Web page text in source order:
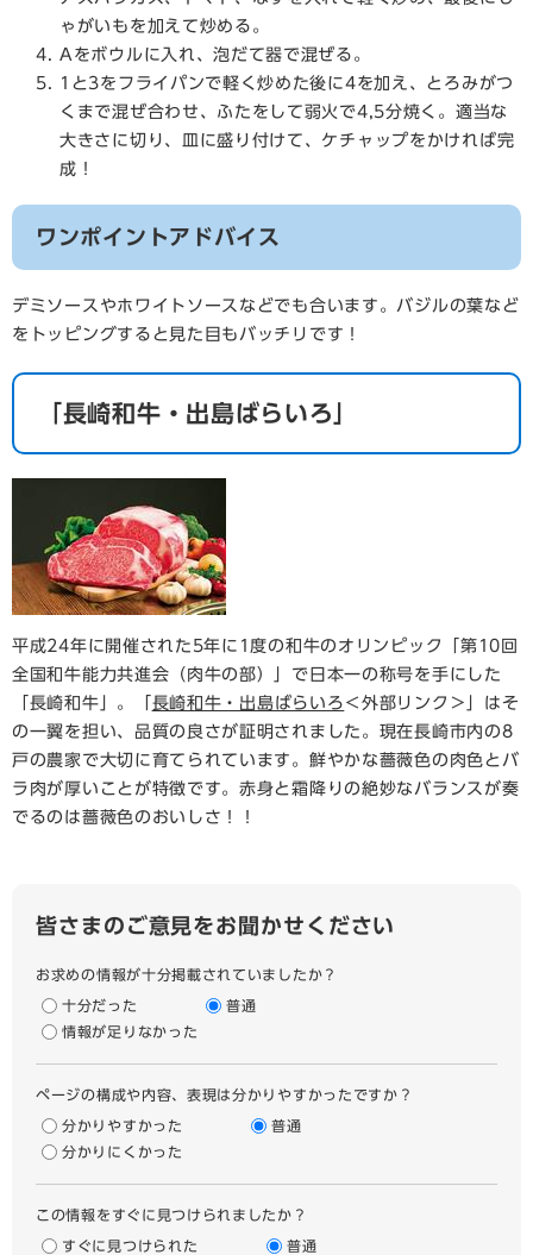
ゃがいもを加えて炒める。
Aをボウルに入れ、泡だて器で混ぜる。
1と3をフライパンで軽く炒めた後に4を加え、とろみがつ
くまで混ぜ合わせ、ふたをして弱火で4,5分焼く。適当な
大きさに切り、皿に盛り付けて、ケチャップをかければ完
成！
ワンポイントアドバイス
デミソースやホワイトソースなどでも合います。バジルの葉など
をトッピングすると見た目もバッチリです！
「長崎和牛・出島ばらいろ」
平成24年に開催された5年に1度の和牛のオリンピック「第10回
全国和牛能力共進会（肉牛の部）」で日本一の称号を手にした
「長崎和牛」。「 長崎和牛・出島ばらいろ ＜外部リンク＞
」はそ
の一翼を担い、品質の良さが証明されました。現在長崎市内の8
戸の農家で大切に育てられています。鮮やかな薔薇色の肉色とバ
ラ肉が厚いことが特徴です。赤身と霜降りの絶妙なバランスが奏
でるのは薔薇色のおいしさ！！
皆さまのご意見をお聞かせください
お求めの情報が十分掲載されていましたか？
十分だった
普通
情報が足りなかった
ページの構成や内容、表現は分かりやすかったですか？
分かりやすかった
普通
分かりにくかった
この情報をすぐに見つけられましたか？
すぐに見つけられた
普通